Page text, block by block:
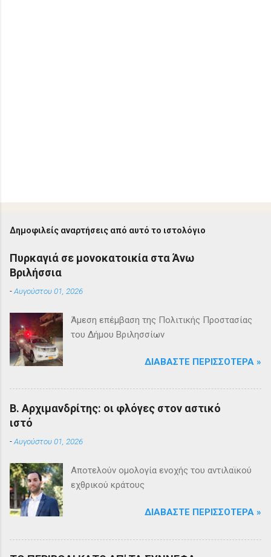
Δημοφιλείς αναρτήσεις από αυτό το ιστολόγιο
Πυρκαγιά σε μονοκατοικία στα Άνω
Βριλήσσια
-Αυγούστου 01, 2026
Άμεση επέμβαση της Πολιτικής Προστασίας
του Δήμου Βριλησσίων
ΔΙΑΒΆΣΤΕ ΠΕΡΙΣΣΌΤΕΡΑ »
Β. Αρχιμανδρίτης: οι φλόγες στον αστικό
ιστό
-Αυγούστου 01, 2026
Αποτελούν ομολογία ενοχής του αντιλαϊκού
εχθρικού κράτους
ΔΙΑΒΆΣΤΕ ΠΕΡΙΣΣΌΤΕΡΑ »